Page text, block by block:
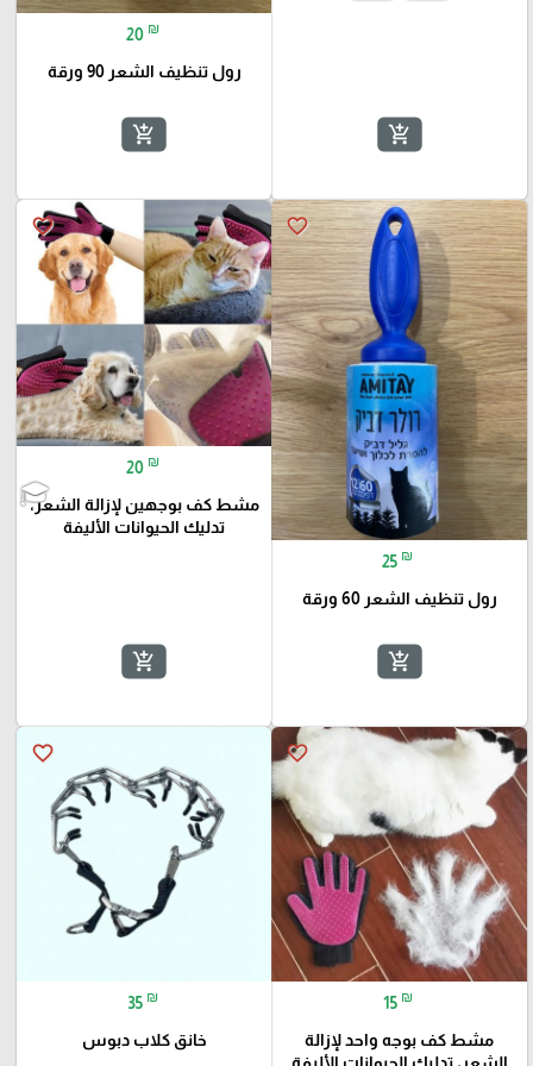
add_shopping_cart
20 ₪
رول تنظيف الشعر 90 ورقة
add_shopping_cart
favorite_border
25 ₪
رول تنظيف الشعر 60 ورقة
add_shopping_cart
favorite_border
20 ₪
مشط كف بوجهين لإزالة الشعر،
تدليك الحيوانات الأليفة
add_shopping_cart
favorite_border
15 ₪
مشط كف بوجه واحد لإزالة
favorite_border
35 ₪
خانق كلاب دبوس